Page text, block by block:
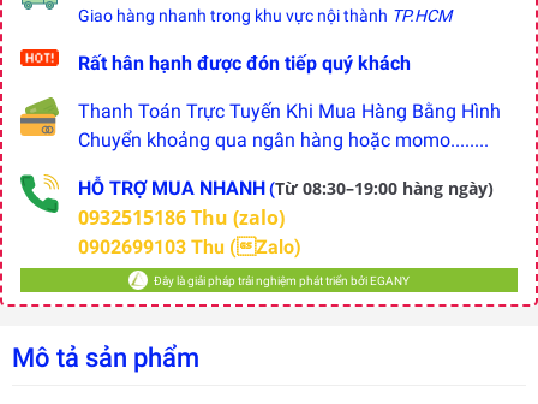
Giao hàng nhanh trong khu vực nội thành TP.HCM
Rất hân hạnh được đón tiếp quý khách
Thanh Toán Trực Tuyến Khi Mua Hàng Bằng Hình
Chuyển khoảng qua ngân hàng hoặc momo........
HỖ TRỢ MUA NHANH(Từ 08:30–19:00 hàng ngày)
0932515186 Thu (zalo)
0902699103 Thu (Zalo)
Đây là giải pháp trải nghiệm phát triển bởi EGANY
Mô tả sản phẩm